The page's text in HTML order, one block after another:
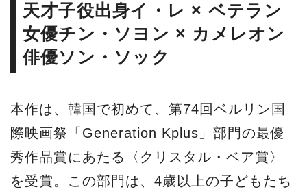
天才子役出身イ・レ × ベテラン
女優チン・ソヨン × カメレオン
俳優ソン・ソック
本作は、韓国で初めて、第74回ベルリン国
際映画祭「Generation Kplus」部門の最優
秀作品賞にあたる〈クリスタル・ベア賞〉
を受賞。この部門は、4歳以上の子どもたち